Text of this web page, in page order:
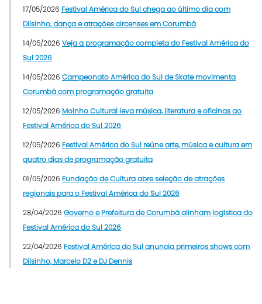
17/05/2026 Festival América do Sul chega ao último dia com
Dilsinho, dança e atrações circenses em Corumbá
14/05/2026 Veja a programação completa do Festival América do
Sul 2026
14/05/2026 Campeonato América do Sul de Skate movimenta
Corumbá com programação gratuita
12/05/2026 Moinho Cultural leva música, literatura e oficinas ao
Festival América do Sul 2026
12/05/2026 Festival América do Sul reúne arte, música e cultura em
quatro dias de programação gratuita
01/05/2026 Fundação de Cultura abre seleção de atrações
regionais para o Festival América do Sul 2026
28/04/2026 Governo e Prefeitura de Corumbá alinham logística do
Festival América do Sul 2026
22/04/2026 Festival América do Sul anuncia primeiros shows com
Dilsinho, Marcelo D2 e DJ Dennis